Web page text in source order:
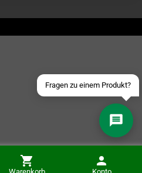
Fragen zu einem Produkt?
Schick uns eine eMail